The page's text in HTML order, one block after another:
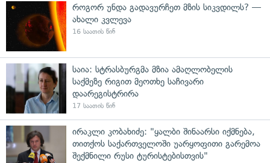
როგორ უნდა გადავურჩეთ მზის სიკვდილს? —
ახალი კვლევა
16 საათის წინ
საია: სტრასბურგმა მზია ამაღლობელის
საქმეზე რიგით მეოთხე საჩივარი
დაარეგისტრირა
17 საათის წინ
ირაკლი კობახიძე: "ყალბი შინაარსი იქმნება,
თითქოს საქართველოში უარყოფითი გარემოა
შექმნილი რუსი ტურისტებისთვის"